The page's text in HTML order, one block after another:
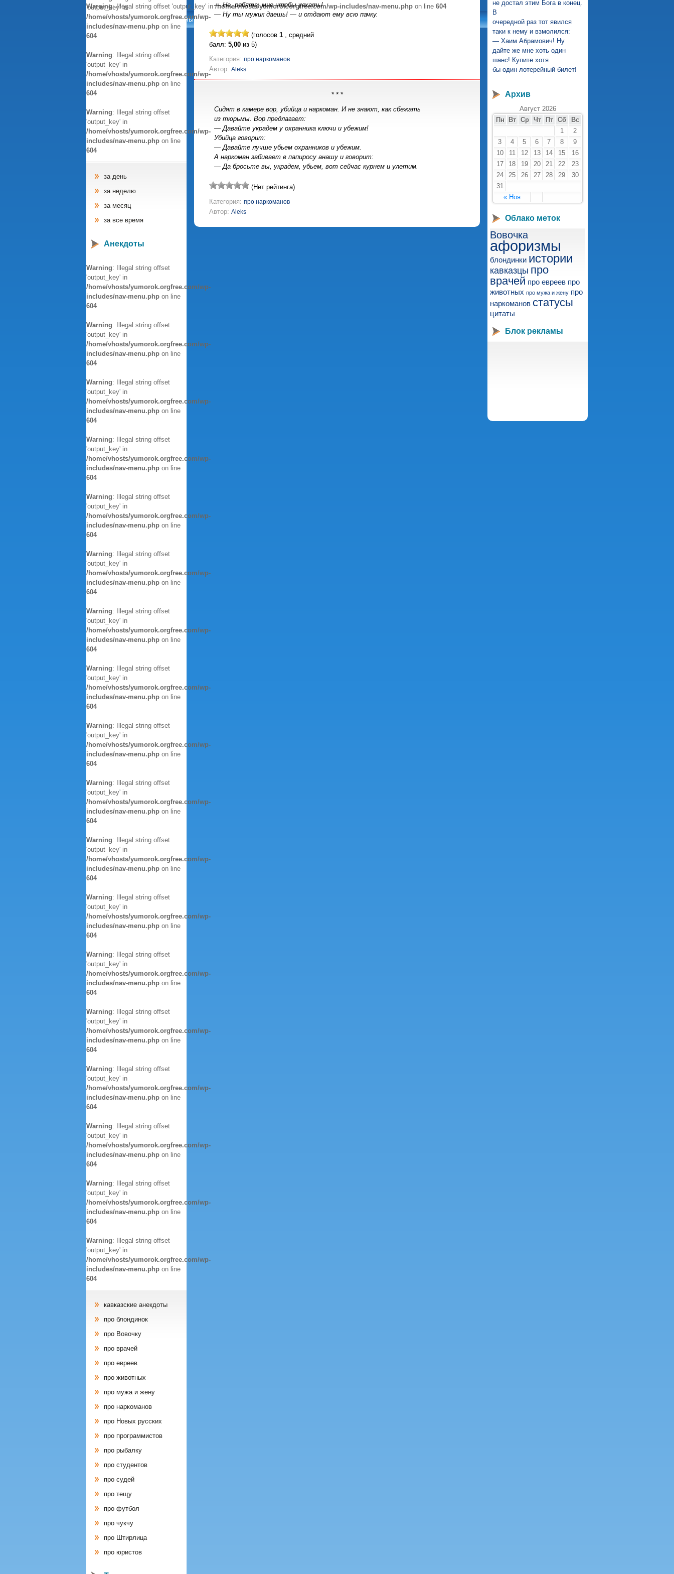
Warning: Illegal string offset 'output_key' in/home/vhosts/yumorok.orgfree.com/wp-includes/nav-menu.php on line 604
Анекдоты Афоризмы Цитаты Картинки Истории Статусы
'output_key' in
/home/vhosts/yumorok.orgfree.com/wp-
includes/nav-menu.php on line
604
Warning: Illegal string offset
'output_key' in
/home/vhosts/yumorok.orgfree.com/wp-
includes/nav-menu.php on line
604
Warning: Illegal string offset
'output_key' in
/home/vhosts/yumorok.orgfree.com/wp-
includes/nav-menu.php on line
604
за день
за неделю
за месяц
за все время
Анекдоты
Warning: Illegal string offset
'output_key' in
/home/vhosts/yumorok.orgfree.com/wp-
includes/nav-menu.php on line
604
Warning: Illegal string offset
'output_key' in
/home/vhosts/yumorok.orgfree.com/wp-
includes/nav-menu.php on line
604
Warning: Illegal string offset
'output_key' in
/home/vhosts/yumorok.orgfree.com/wp-
includes/nav-menu.php on line
604
Warning: Illegal string offset
'output_key' in
/home/vhosts/yumorok.orgfree.com/wp-
includes/nav-menu.php on line
604
Warning: Illegal string offset
'output_key' in
/home/vhosts/yumorok.orgfree.com/wp-
includes/nav-menu.php on line
604
Warning: Illegal string offset
'output_key' in
/home/vhosts/yumorok.orgfree.com/wp-
includes/nav-menu.php on line
604
Warning: Illegal string offset
'output_key' in
/home/vhosts/yumorok.orgfree.com/wp-
includes/nav-menu.php on line
604
Warning: Illegal string offset
'output_key' in
/home/vhosts/yumorok.orgfree.com/wp-
includes/nav-menu.php on line
604
Warning: Illegal string offset
'output_key' in
/home/vhosts/yumorok.orgfree.com/wp-
includes/nav-menu.php on line
604
Warning: Illegal string offset
'output_key' in
/home/vhosts/yumorok.orgfree.com/wp-
includes/nav-menu.php on line
604
Warning: Illegal string offset
'output_key' in
/home/vhosts/yumorok.orgfree.com/wp-
includes/nav-menu.php on line
604
Warning: Illegal string offset
'output_key' in
/home/vhosts/yumorok.orgfree.com/wp-
includes/nav-menu.php on line
604
Warning: Illegal string offset
'output_key' in
/home/vhosts/yumorok.orgfree.com/wp-
includes/nav-menu.php on line
604
Warning: Illegal string offset
'output_key' in
/home/vhosts/yumorok.orgfree.com/wp-
includes/nav-menu.php on line
604
Warning: Illegal string offset
'output_key' in
/home/vhosts/yumorok.orgfree.com/wp-
includes/nav-menu.php on line
604
Warning: Illegal string offset
'output_key' in
/home/vhosts/yumorok.orgfree.com/wp-
includes/nav-menu.php on line
604
Warning: Illegal string offset
'output_key' in
/home/vhosts/yumorok.orgfree.com/wp-
includes/nav-menu.php on line
604
Warning: Illegal string offset
'output_key' in
/home/vhosts/yumorok.orgfree.com/wp-
includes/nav-menu.php on line
604
кавказские анекдоты
про блондинок
про Вовочку
про врачей
про евреев
про животных
про мужа и жену
про наркоманов
про Новых русских
про программистов
про рыбалку
про студентов
про судей
про тещу
про футбол
про чукчу
про Штирлица
про юристов
не достал этим Бога в конец.
В
очередной раз тот явился
таки к нему и взмолился:
— Хаим Абрамович! Ну
дайте же мне хоть один
шанс! Купите хотя
бы один лотерейный билет!
Архив
Август 2026
Пн
Вт Ср Чт Пт Сб Вс
« Ноя
1
2
3
4 5 6 7 8
9
10
11 12 13 14 15
16
17
18 19 20 21 22
23
24
25 26 27 28 29
30
31
Облако меток
Вовочка
афоризмы
блондинки истории
кавказцы про
врачей про евреев про
животных про мужа и жену про
наркоманов статусы
цитаты
Блок рекламы
— Не, ребята, мне чтобы уехать!
— Ну ты мужик даешь! — и отдают ему всю пачку.
(голосов 1 , средний
балл: 5,00 из 5)
Категория: про наркоманов
Автор: Aleks
* * *
Сидят в камере вор, убийца и наркоман. И не знают, как сбежать
из тюрьмы. Вор предлагает:
— Давайте украдем у охранника ключи и убежим!
Убийца говорит:
— Давайте лучше убьем охранников и убежим.
А наркоман забивает в папиросу анашу и говорит:
— Да бросьте вы, украдем, убьем, вот сейчас курнем и улетим.
(Нет рейтинга)
Категория: про наркоманов
Автор: Aleks